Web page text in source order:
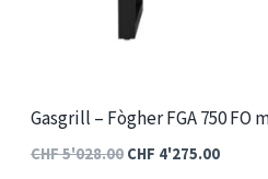
Gasgrill – Fògher FGA 750
CHF5'028.00 Ursprünglicher
CHF 4'275.00